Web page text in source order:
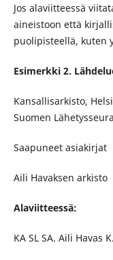
Jos alaviitteessä
aineistoon että
puolipisteellä, kuten
Esimerkki 2.
Kansallisarkisto,
Suomen
Saapuneet asiakirjat
Aili Havaksen arkisto
Alaviitteessä:
KA SL SA. Aili Havas